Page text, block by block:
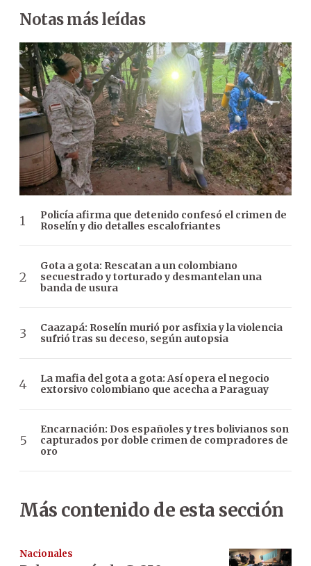
Notas más leídas
Policía afirma que detenido confesó el crimen de
Roselín y dio detalles escalofriantes
Gota a gota: Rescatan a un colombiano
secuestrado y torturado y desmantelan una
banda de usura
Caazapá: Roselín murió por asfixia y la violencia
sufrió tras su deceso, según autopsia
La mafia del gota a gota: Así opera el negocio
extorsivo colombiano que acecha a Paraguay
Encarnación: Dos españoles y tres bolivianos son
capturados por doble crimen de compradores de
oro
Más contenido de esta sección
Nacionales